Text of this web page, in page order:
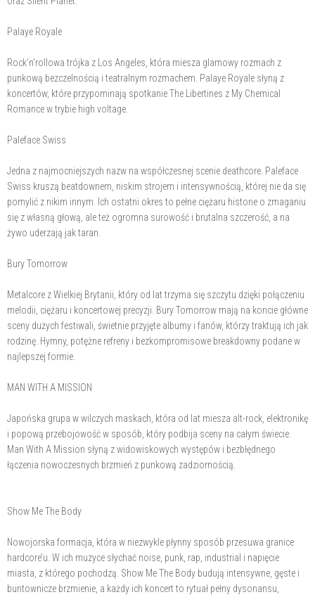
Palaye Royale
Rock’n’rollowa trójka z Los Angeles, która miesza glamowy rozmach z
punkową bezczelnością i teatralnym rozmachem. Palaye Royale słyną z
koncertów, które przypominają spotkanie The Libertines z My Chemical
Romance w trybie high voltage.
Paleface Swiss
Jedna z najmocniejszych nazw na współczesnej scenie deathcore. Paleface
Swiss kruszą beatdownem, niskim strojem i intensywnością, której nie da się
pomylić z nikim innym. Ich ostatni okres to pełne ciężaru historie o zmaganiu
się z własną głową, ale też ogromna surowość i brutalna szczerość, a na
żywo uderzają jak taran.
Bury Tomorrow
Metalcore z Wielkiej Brytanii, który od lat trzyma się szczytu dzięki połączeniu
melodii, ciężaru i koncertowej precyzji. Bury Tomorrow mają na koncie główne
sceny dużych festiwali, świetnie przyjęte albumy i fanów, którzy traktują ich jak
rodzinę. Hymny, potężne refreny i bezkompromisowe breakdowny podane w
najlepszej formie.
MAN WITH A MISSION
Japońska grupa w wilczych maskach, która od lat miesza alt-rock, elektronikę
i popową przebojowość w sposób, który podbija sceny na całym świecie.
Man With A Mission słyną z widowiskowych występów i bezbłędnego
łączenia nowoczesnych brzmień z punkową zadziornością.
Show Me The Body
Nowojorska formacja, która w niezwykle płynny sposób przesuwa granice
hardcore’u. W ich muzyce słychać noise, punk, rap, industrial i napięcie
miasta, z którego pochodzą. Show Me The Body budują intensywne, gęste i
buntownicze brzmienie, a każdy ich koncert to rytuał pełny dysonansu,